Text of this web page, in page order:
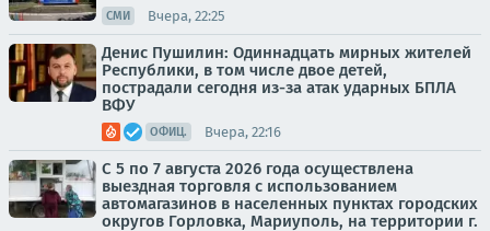
СМИ Вчера, 22:25
Денис Пушилин: Одиннадцать мирных жителей
Республики, в том числе двое детей,
пострадали сегодня из-за атак ударных БПЛА
ВФУ
ОФИЦ. Вчера, 22:16
С 5 по 7 августа 2026 года осуществлена
выездная торговля с использованием
автомагазинов в населенных пунктах городских
округов Горловка, Мариуполь, на территории г.